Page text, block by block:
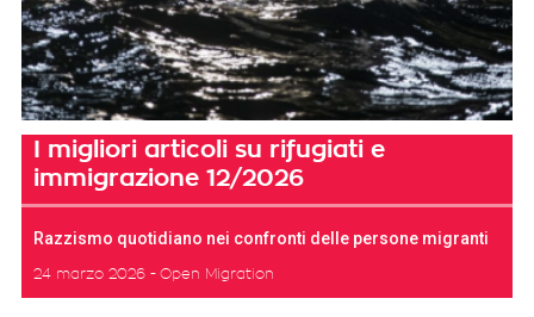
I migliori articoli su rifugiati e
immigrazione 12/2026
Razzismo quotidiano nei confronti delle persone migranti
24 marzo 2026 Open Migration